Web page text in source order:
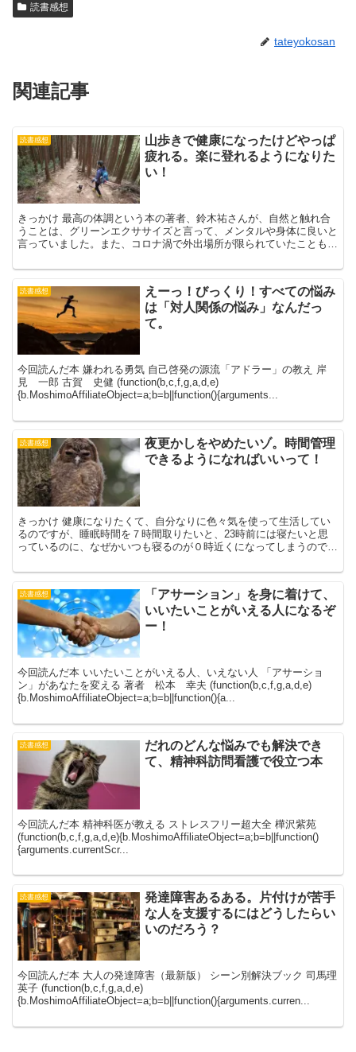
読書感想
tateyokosan
関連記事
読書感想
山歩きで健康になったけどやっぱ
疲れる。楽に登れるようになりた
い！
きっかけ 最高の体調という本の著者、鈴木祐さんが、自然と触れ合
うことは、グリーンエクササイズと言って、メンタルや身体に良いと
言っていました。また、コロナ渦で外出場所が限られていたこともあ
読書感想
えーっ！びっくり！すべての悩み
は「対人関係の悩み」なんだっ
て。
今回読んだ本 嫌われる勇気 自己啓発の源流「アドラー」の教え 岸
見 一郎 古賀 史健 (function(b,c,f,g,a,d,e)
{b.MoshimoAffiliateObject=a;b=b||function(){arguments...
読書感想
夜更かしをやめたいゾ。時間管理
できるようになればいいって！
きっかけ 健康になりたくて、自分なりに色々気を使って生活してい
るのですが、睡眠時間を７時間取りたいと、23時前には寝たいと思
っているのに、なぜかいつも寝るのが０時近くになってしまうのです
読書感想
「アサーション」を身に着けて、
いいたいことがいえる人になるぞ
ー！
今回読んだ本 いいたいことがいえる人、いえない人 「アサーショ
ン」があなたを変える 著者 松本 幸夫 (function(b,c,f,g,a,d,e)
{b.MoshimoAffiliateObject=a;b=b||function(){a...
読書感想
だれのどんな悩みでも解決でき
て、精神科訪問看護で役立つ本
今回読んだ本 精神科医が教える ストレスフリー超大全 樺沢紫苑
(function(b,c,f,g,a,d,e){b.MoshimoAffiliateObject=a;b=b||function()
{arguments.currentScr...
読書感想
発達障害あるある。片付けが苦手
な人を支援するにはどうしたらい
いのだろう？
今回読んだ本 大人の発達障害（最新版） シーン別解決ブック 司馬理
英子 (function(b,c,f,g,a,d,e)
{b.MoshimoAffiliateObject=a;b=b||function(){arguments.curren...